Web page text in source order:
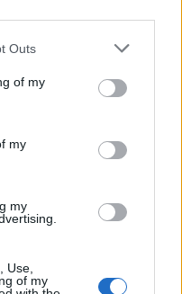
Outs
of my
my
my
Use,
of my